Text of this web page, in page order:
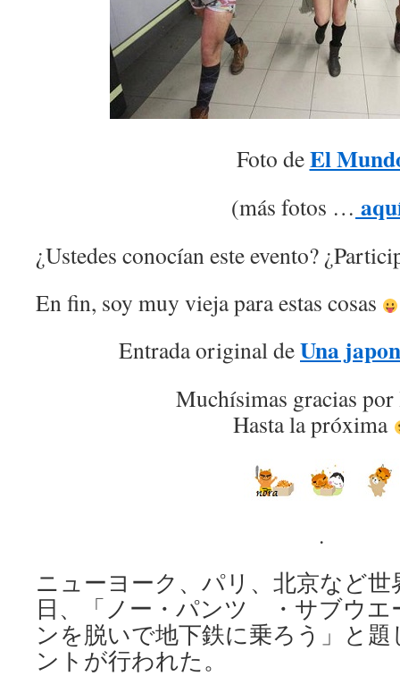
Foto deEl
(más fotos …
¿Ustedes conocían este evento?
En fin, soy muy vieja para estas cosas
Entrada original deUna
Muchísimas gracias por
Hasta la próxima
.
ニューヨーク、パリ、北京など世
日、「ノー・パンツ ・サブウエ
ンを脱いで地下鉄に乗ろう」と
ントが行われた。